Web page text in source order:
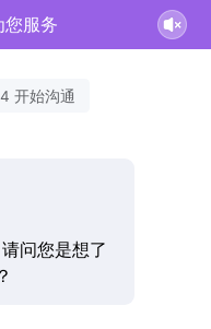
服务
开始沟通
问您是想了